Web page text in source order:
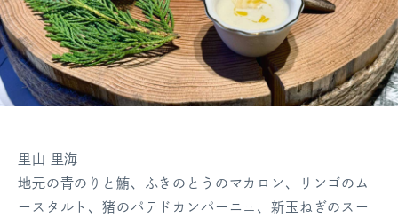
里山 里海
地元の青のりと鮪、ふきのとうのマカロン、リンゴのム
ースタルト、猪のパテドカンパーニュ、新玉ねぎのスー